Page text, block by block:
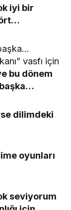
iyi bir
vasfı için
bu dönem
dilimdeki
oyunları
seviyorum